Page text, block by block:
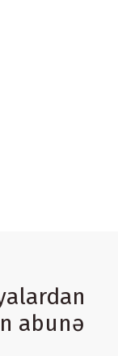
abunə